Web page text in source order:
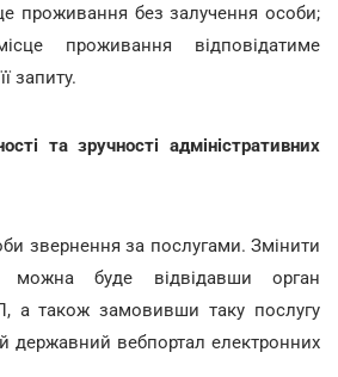
проживання без залучення особи;
проживання відповідатиме
запиту.
та зручності адміністративних
звернення за послугами. Змінити
можна буде відвідавши орган
а також замовивши таку послугу
державний вебпортал електронних